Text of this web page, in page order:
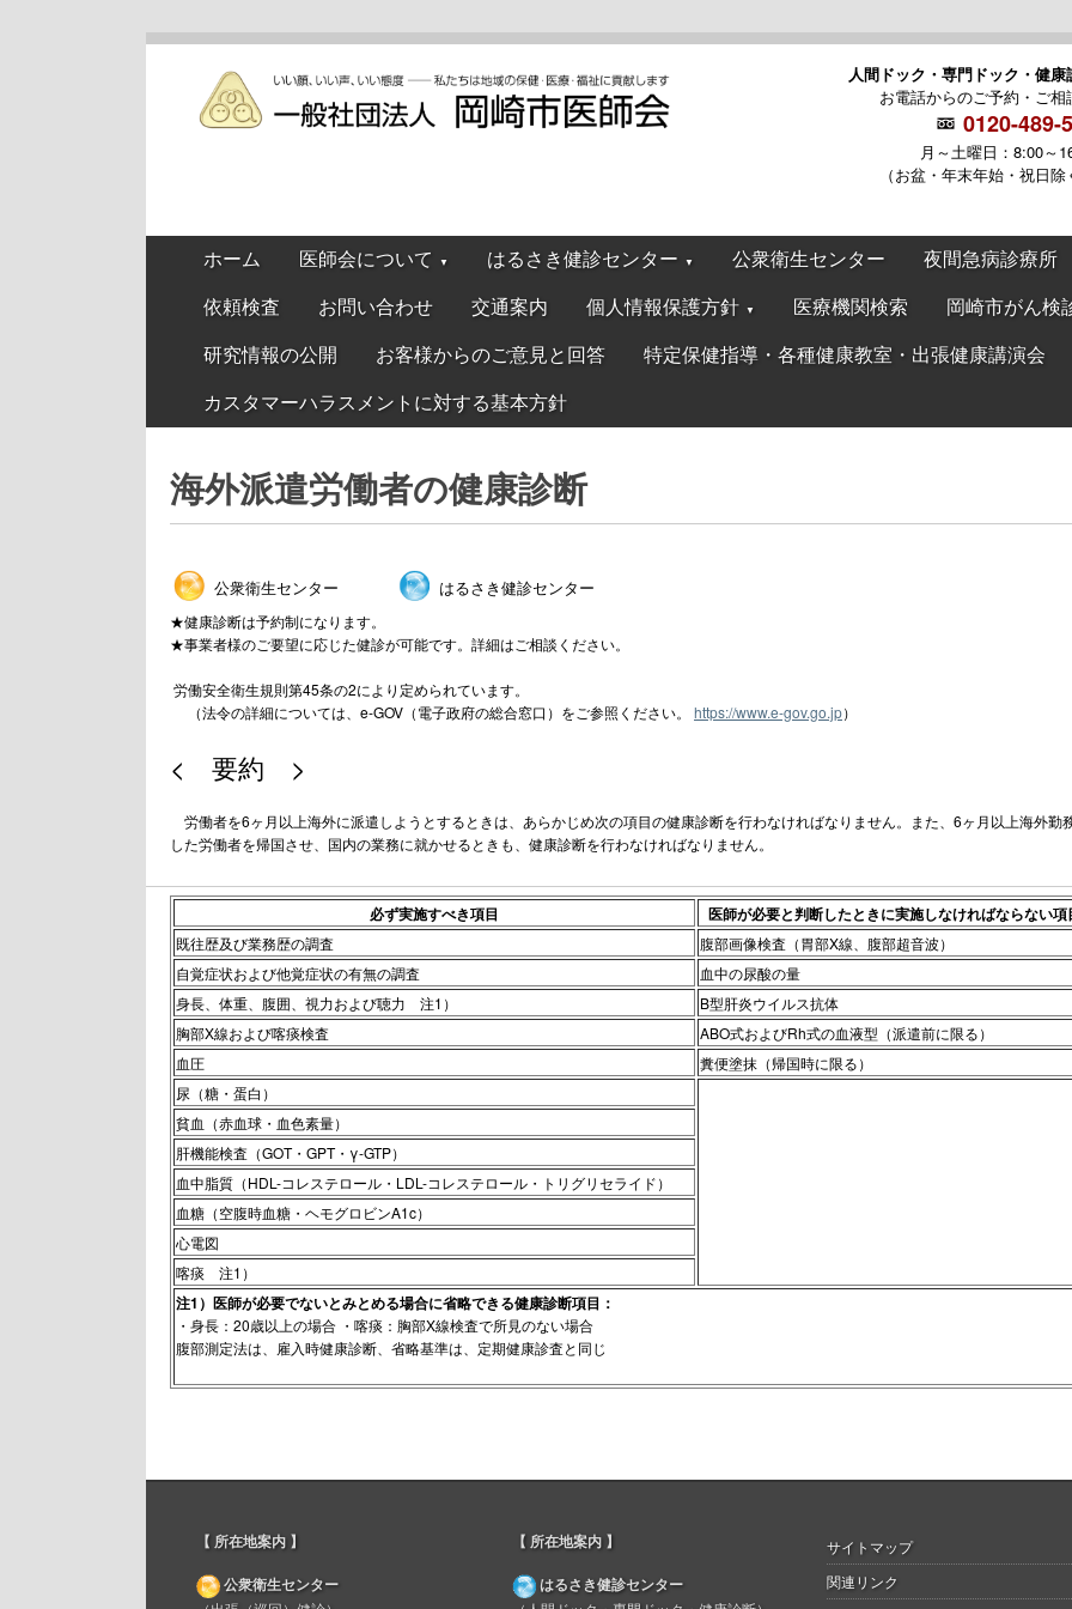
人間ドック・専門ドック・健康
お電話からのご予約・ご相
0120-489-
月～土曜日：8:00～
（お盆・年末年始・祝日除
ホーム 医師会について ▼ はるさき健診センター ▼ 公衆衛生センター 夜間急病診療所
依頼検査 お問い合わせ 交通案内 個人情報保護方針 ▼ 医療機関検索 岡崎市がん検
研究情報の公開 お客様からのご意見と回答 特定保健指導・各種健康教室・出張健康講演会
カスタマーハラスメントに対する基本方針
海外派遣労働者の健康診断
公衆衛生センター はるさき健診センター
★健康診断は予約制になります。
★事業者様のご要望に応じた健診が可能です。詳細はご相談ください。
労働安全衛生規則第45条の2により定められています。
（法令の詳細については、e-GOV（電子政府の総合窓口）をご参照ください。 https://www.e-gov.go.jp）
< 要約 >
労働者を6ヶ月以上海外に派遣しようとするときは、あらかじめ次の項目の健康診断を行わなければなりません。また、6ヶ月以上海外勤
した労働者を帰国させ、国内の業務に就かせるときも、健康診断を行わなければなりません。
必ず実施すべき項目 医師が必要と判断したときに実施しなければならない項
既往歴及び業務歴の調査
腹部画像検査（胃部X線、腹部超音波）
自覚症状および他覚症状の有無の調査
血中の尿酸の量
身長、体重、腹囲、視力および聴力 注1）
B型肝炎ウイルス抗体
胸部X線および喀痰検査
ABO式およびRh式の血液型（派遣前に限る）
血圧
糞便塗抹（帰国時に限る）
尿（糖・蛋白）
貧血（赤血球・血色素量）
肝機能検査（GOT・GPT・γ-GTP）
血中脂質（HDL-コレステロール・LDL-コレステロール・トリグリセライド）
血糖（空腹時血糖・ヘモグロビンA1c）
心電図
喀痰 注1）
注1）医師が必要でないとみとめる場合に省略できる健康診断項目：
・身長：20歳以上の場合 ・喀痰：胸部X線検査で所見のない場合
腹部測定法は、雇入時健康診断、省略基準は、定期健康診査と同じ
【 所在地案内 】
公衆衛生センター
【 所在地案内 】
はるさき健診センター
サイトマップ
関連リンク